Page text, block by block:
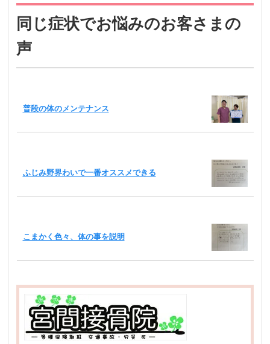
同じ症状でお悩みのお客さまの
声
普段の体のメンテナンス
ふじみ野界わいで一番オススメできる
こまかく色々、体の事を説明